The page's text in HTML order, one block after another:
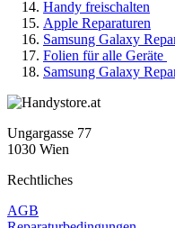
Handy freischalten
Apple Reparaturen
Samsung Galaxy
Folien für alle Geräte
Samsung Galaxy
Ungargasse 77
1030 Wien
Rechtliches
AGB